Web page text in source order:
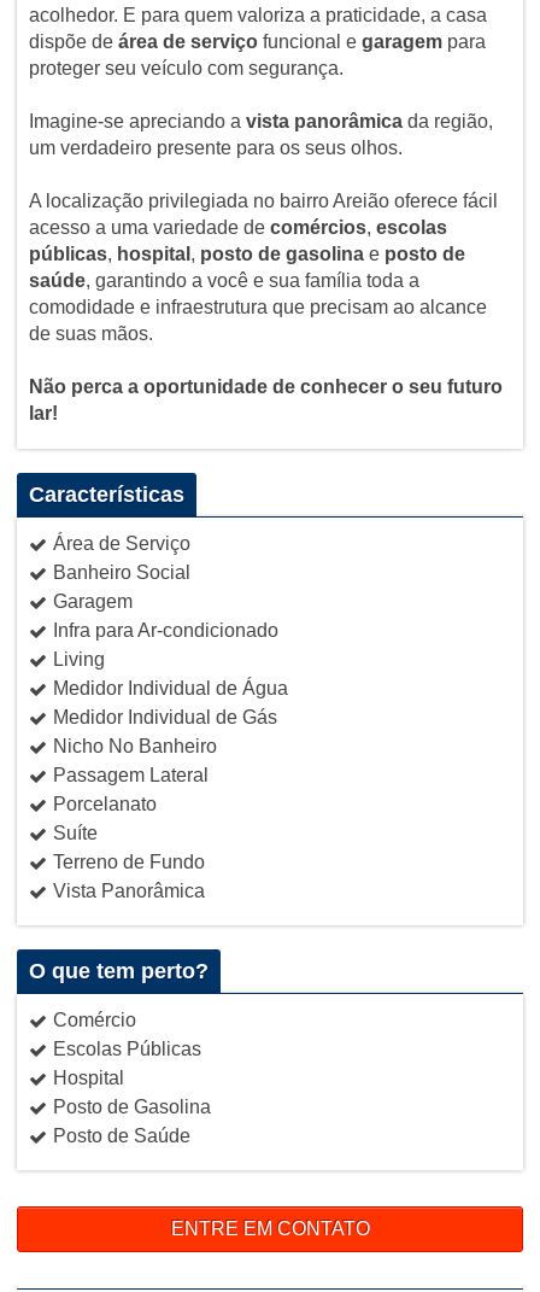
acolhedor. E para quem valoriza a praticidade, a casa
dispõe de área de serviçofuncional e garagempara
proteger seu veículo com segurança.
Imagine-se apreciando a vista panorâmicada região,
um verdadeiro presente para os seus olhos.
A localização privilegiada no bairro Areião oferece fácil
acesso a uma variedade de comércios, escolas
públicas, hospital , posto de gasolinae posto de
saúde, garantindo a você e sua família toda a
comodidade e infraestrutura que precisam ao alcance
de suas mãos.
Não perca a oportunidade de conhecer o seu futuro
lar!
Características
Área de Serviço
Banheiro Social
Garagem
Infra para Ar-condicionado
Living
Medidor Individual de Água
Medidor Individual de Gás
Nicho No Banheiro
Passagem Lateral
Porcelanato
Suíte
Terreno de Fundo
Vista Panorâmica
O que tem perto?
Comércio
Escolas Públicas
Hospital
Posto de Gasolina
Posto de Saúde
ENTRE EM CONTATO